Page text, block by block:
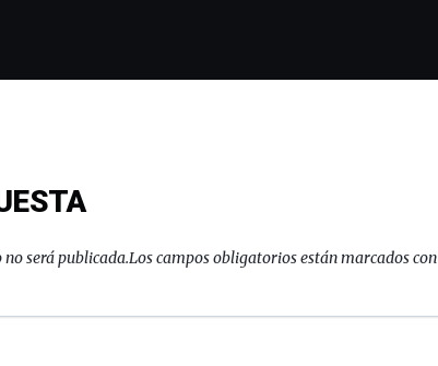
será publicada.Los campos obligatorios están marcados con